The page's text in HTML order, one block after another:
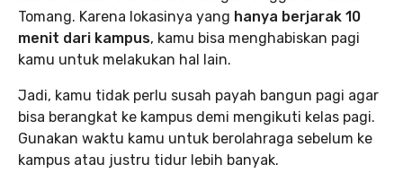
Tomang. Karena lokasinya yang hanya berjarak 10
menit dari kampus, kamu bisa menghabiskan pagi
kamu untuk melakukan hal lain.
Jadi, kamu tidak perlu susah payah bangun pagi agar
bisa berangkat ke kampus demi mengikuti kelas pagi.
Gunakan waktu kamu untuk berolahraga sebelum ke
kampus atau justru tidur lebih banyak.